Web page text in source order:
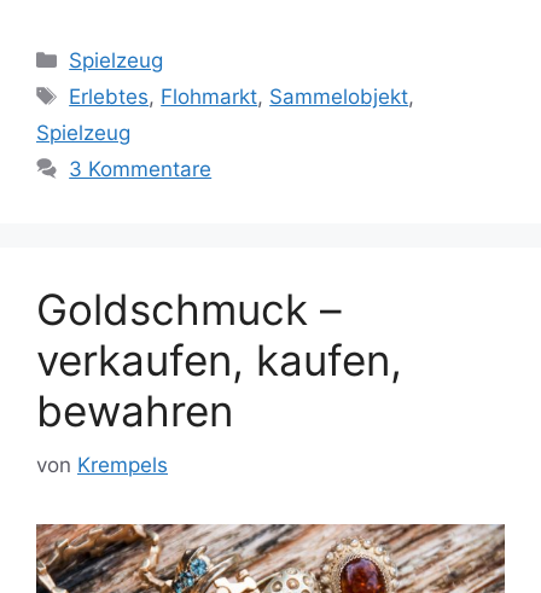
Kategorien
Spielzeug
Schlagwörter
Erlebtes, Flohmarkt, Sammelobjekt,
Spielzeug
3 Kommentare
Goldschmuck –
verkaufen, kaufen,
bewahren
von Krempels